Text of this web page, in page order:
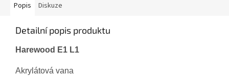
Popis Diskuze
Detailní popis produktu
Harewood E1 L1
Akrylátová vana